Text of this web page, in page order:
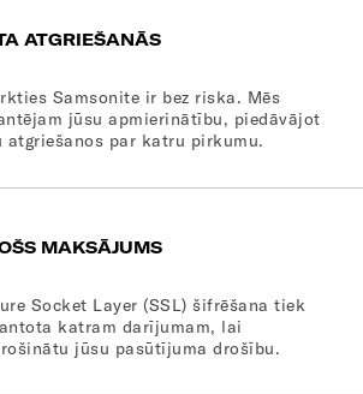
ATGRIEŠANĀS
Samsonite ir bez riska. Mēs
jūsu apmierinātību, piedāvājot
atgriešanos par katru pirkumu.
MAKSĀJUMS
Socket Layer (SSL) šifrēšana tiek
katram darījumam, lai
jūsu pasūtījuma drošību.